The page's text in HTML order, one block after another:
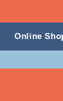
Online